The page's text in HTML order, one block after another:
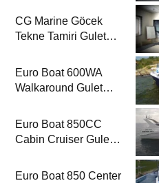
CG Marine Göcek
Tekne Tamiri Gulet
Euro Boat 600WA
Walkaround Gulet
Euro Boat 850CC
Cabin Cruiser Gulet
Euro Boat 850 Center